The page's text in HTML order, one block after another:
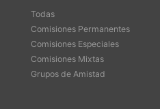
Todas
Comisiones Permanentes
Comisiones Especiales
Comisiones Mixtas
Grupos de Amistad